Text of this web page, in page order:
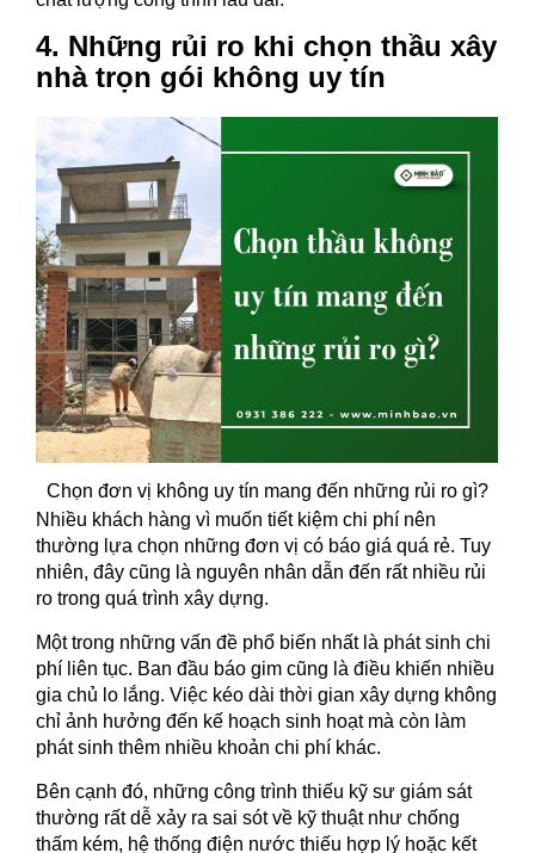
4. Những rủi ro khi chọn thầu xây
nhà trọn gói không uy tín
Chọn đơn vị không uy tín mang đến những rủi ro gì?
Nhiều khách hàng vì muốn tiết kiệm chi phí nên
thường lựa chọn những đơn vị có báo giá quá rẻ. Tuy
nhiên, đây cũng là nguyên nhân dẫn đến rất nhiều rủi
ro trong quá trình xây dựng.
Một trong những vấn đề phổ biến nhất là phát sinh chi
phí liên tục. Ban đầu báo gim cũng là điều khiến nhiều
gia chủ lo lắng. Việc kéo dài thời gian xây dựng không
chỉ ảnh hưởng đến kế hoạch sinh hoạt mà còn làm
phát sinh thêm nhiều khoản chi phí khác.
Bên cạnh đó, những công trình thiếu kỹ sư giám sát
thường rất dễ xảy ra sai sót về kỹ thuật như chống
thấm kém, hệ thống điện nước thiếu hợp lý hoặc kết